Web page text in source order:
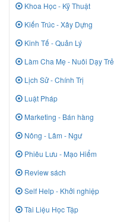
Khoa Học - Kỹ Thuật
Kiến Trúc - Xây Dựng
Kinh Tế - Quản Lý
Làm Cha Mẹ - Nuôi Dạy Trẻ
Lịch Sử - Chính Trị
Luật Pháp
Marketing - Bán hàng
Nông - Lâm - Ngư
Phiêu Lưu - Mạo Hiểm
Review sách
Self Help - Khởi nghiệp
Tài Liệu Học Tập